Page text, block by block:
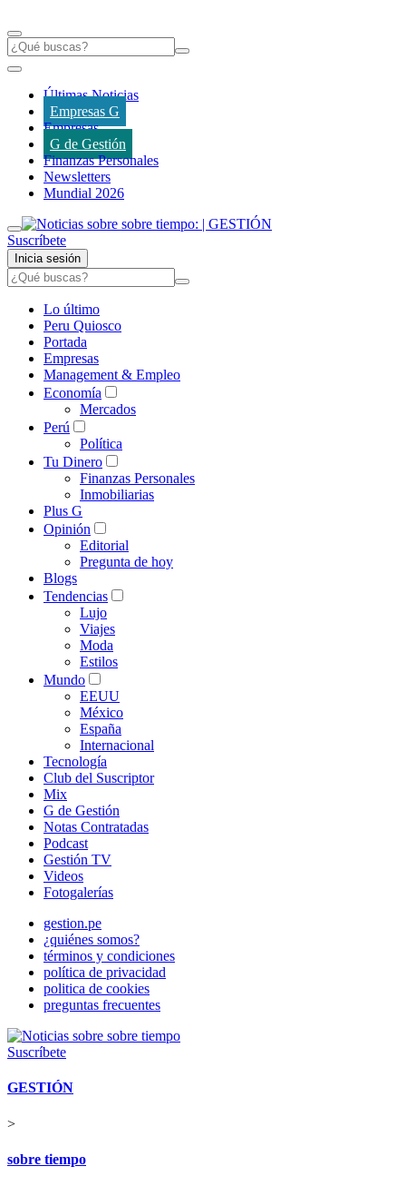
Últimas Noticias
Empresas G
Empresas
G de Gestión
Finanzas Personales
Newsletters
Mundial 2026
Suscríbete
Inicia sesión
Lo último
Peru Quiosco
Portada
Empresas
Management & Empleo
Economía
Mercados
Perú
Política
Tu Dinero
Finanzas Personales
Inmobiliarias
Plus G
Opinión
Editorial
Pregunta de hoy
Blogs
Tendencias
Lujo
Viajes
Moda
Estilos
Mundo
EEUU
México
España
Internacional
Tecnología
Club del Suscriptor
Mix
G de Gestión
Notas Contratadas
Podcast
Gestión TV
Videos
Fotogalerías
gestion.pe
¿quiénes somos?
términos y condiciones
política de privacidad
politica de cookies
preguntas frecuentes
Suscríbete
GESTIÓN
>
sobre tiempo